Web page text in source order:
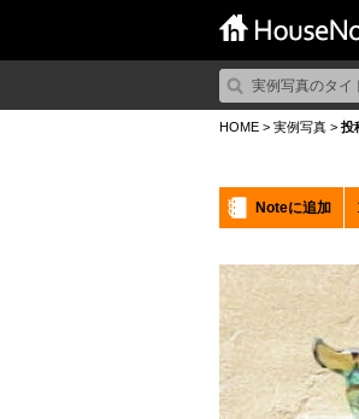
HOME > 実例写真 > 投
Noteに追加